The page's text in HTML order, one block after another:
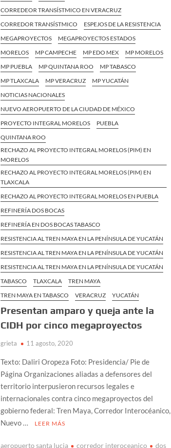
CORREDEOR TRANSÍSTMICO EN VERACRUZ
CORREDOR TRANSÍSTMICO
ESPEJOS DE LA RESISTENCIA
MEGAPROYECTOS
MEGAPROYECTOS ESTADOS
MORELOS
MP CAMPECHE MP EDO MEX
MP MORELOS
MP PUEBLA
MP QUINTANA ROO
MP TABASCO
MP TLAXCALA
MP VERACRUZ
MP YUCATÁN
NOTICIAS NACIONALES
NUEVO AEROPUERTO DE LA CIUDAD DE MÉXICO
PROYECTO INTEGRAL MORELOS
PUEBLA
QUINTANA ROO
RECHAZO AL PROYECTO INTEGRAL MORELOS (PIM) EN
MORELOS
RECHAZO AL PROYECTO INTEGRAL MORELOS (PIM) EN
TLAXCALA
RECHAZO AL PROYECTO INTEGRAL MORELOS EN PUEBLA
REFINERÍA DOS BOCAS
REFINERÍA EN DOS BOCAS TABASCO
RESISTENCIA AL TREN MAYA EN LA PENÍNSULA DE YUCATÁN
RESISTENCIA AL TREN MAYA EN LA PENÍNSULA DE YUCATÁN
RESISTENCIA AL TREN MAYA EN LA PENÍNSULA DE YUCATÁN
TABASCO
TLAXCALA
TREN MAYA
TREN MAYA EN TABASCO
VERACRUZ YUCATÁN
Presentan amparo y queja ante la
CIDH por cinco megaproyectos
grieta 11 agosto, 2020
Texto: Daliri Oropeza Foto: Presidencia/ Pie de
Página Organizaciones aliadas a defensores del
territorio interpusieron recursos legales e
internacionales contra cinco megaproyectos del
gobierno federal: Tren Maya, Corredor Interocéanico,
Nuevo …
LEER MÁS
aeropuerto santa lucia corredor interoceanico dos